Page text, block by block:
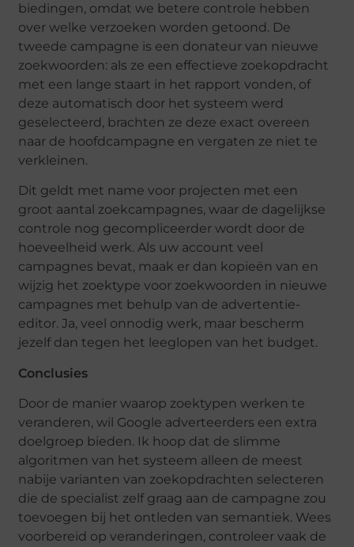
biedingen, omdat we betere controle hebben
over welke verzoeken worden getoond. De
tweede campagne is een donateur van nieuwe
zoekwoorden: als ze een effectieve zoekopdracht
met een lange staart in het rapport vonden, of
deze automatisch door het systeem werd
geselecteerd, brachten ze deze exact overeen
naar de hoofdcampagne en vergaten ze niet te
verkleinen.
Dit geldt met name voor projecten met een
groot aantal zoekcampagnes, waar de dagelijkse
controle nog gecompliceerder wordt door de
hoeveelheid werk. Als uw account veel
campagnes bevat, maak er dan kopieën van en
wijzig het zoektype voor zoekwoorden in nieuwe
campagnes met behulp van de advertentie-
editor. Ja, veel onnodig werk, maar bescherm
jezelf dan tegen het leeglopen van het budget.
Conclusies
Door de manier waarop zoektypen werken te
veranderen, wil Google adverteerders een extra
doelgroep bieden. Ik hoop dat de slimme
algoritmen van het systeem alleen de meest
nabije varianten van zoekopdrachten selecteren
die de specialist zelf graag aan de campagne zou
toevoegen bij het ontleden van semantiek. Wees
voorbereid op veranderingen, controleer vaak de